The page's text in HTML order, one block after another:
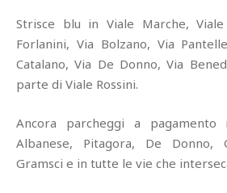
Strisce blu in Viale Marche,
Forlanini, Via Bolzano, Via
Catalano, Via De Donno, Via
parte di Viale Rossini.
Ancora parcheggi a
Albanese, Pitagora, De Donno,
Gramsci e in tutte le vie che